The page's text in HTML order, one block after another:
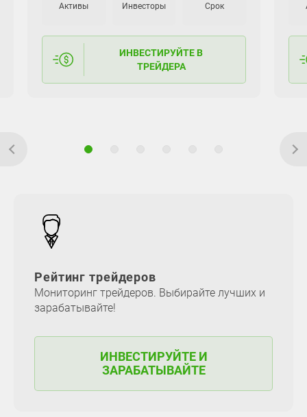
Активы Инвесторы Срок
ИНВЕСТИРУЙТЕ В
ТРЕЙДЕРА
Рейтинг трейдеров
Мониторинг трейдеров. Выбирайте лучших и
зарабатывайте!
ИНВЕСТИРУЙТЕ И
ЗАРАБАТЫВАЙТЕ